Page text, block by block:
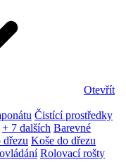
Otevřít
Čistící prostředky
+ 7 dalších Barevné
Koše do dřezu
Rolovací rošty